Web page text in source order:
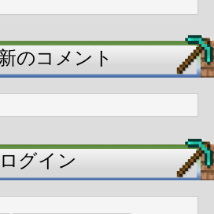
のコメント
グイン